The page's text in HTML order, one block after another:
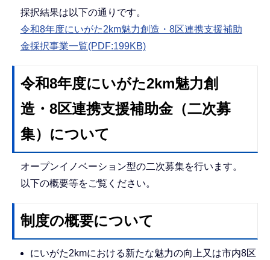
採択結果は以下の通りです。
令和8年度にいがた2km魅力創造・8区連携支援補助
金採択事業一覧(PDF:199KB)
令和8年度にいがた2km魅力創
造・8区連携支援補助金（二次募
集）について
オープンイノベーション型の二次募集を行います。
以下の概要等をご覧ください。
制度の概要について
にいがた2kmにおける新たな魅力の向上又は市内8区